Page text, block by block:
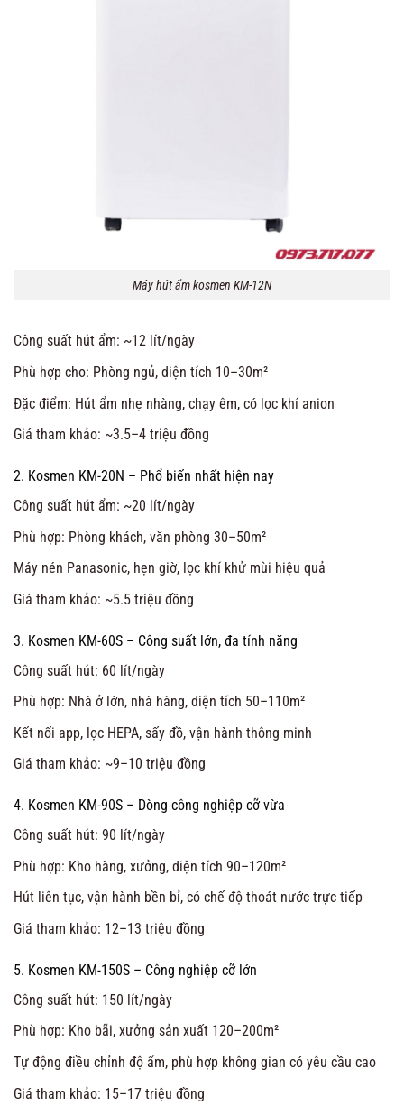
Máy hút ẩm kosmen KM-12N
Công suất hút ẩm: ~12 lít/ngày
Phù hợp cho: Phòng ngủ, diện tích 10–30m²
Đặc điểm: Hút ẩm nhẹ nhàng, chạy êm, có lọc khí anion
Giá tham khảo: ~3.5–4 triệu đồng
2. Kosmen KM-20N – Phổ biến nhất hiện nay
Công suất hút ẩm: ~20 lít/ngày
Phù hợp: Phòng khách, văn phòng 30–50m²
Máy nén Panasonic, hẹn giờ, lọc khí khử mùi hiệu quả
Giá tham khảo: ~5.5 triệu đồng
3. Kosmen KM-60S – Công suất lớn, đa tính năng
Công suất hút: 60 lít/ngày
Phù hợp: Nhà ở lớn, nhà hàng, diện tích 50–110m²
Kết nối app, lọc HEPA, sấy đồ, vận hành thông minh
Giá tham khảo: ~9–10 triệu đồng
4. Kosmen KM-90S – Dòng công nghiệp cỡ vừa
Công suất hút: 90 lít/ngày
Phù hợp: Kho hàng, xưởng, diện tích 90–120m²
Hút liên tục, vận hành bền bỉ, có chế độ thoát nước trực tiếp
Giá tham khảo: 12–13 triệu đồng
5. Kosmen KM-150S – Công nghiệp cỡ lớn
Công suất hút: 150 lít/ngày
Phù hợp: Kho bãi, xưởng sản xuất 120–200m²
Tự động điều chỉnh độ ẩm, phù hợp không gian có yêu cầu cao
Giá tham khảo: 15–17 triệu đồng